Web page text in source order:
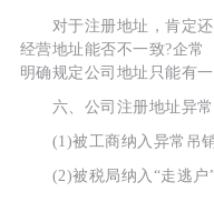
对于注册地址，肯定还
经营地址能否不一致?企
明确规定公司地址只能有
六、公司注册地址异常
(1)被工商纳入异常吊销
(2)被税局纳入“走逃户”